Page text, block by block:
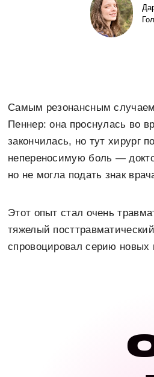
Самым резонансным случаем
Пеннер: она проснулась во
закончилась, но тут хирург
непереносимую боль —
но не могла подать знак
Этот опыт стал очень
тяжелый
спровоцировал серию новых